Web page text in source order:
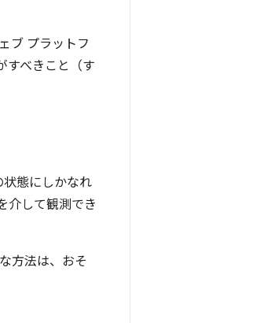
ブ プラットフ
すべきこと（す
状態にしかなれ
介して観測でき
方法は、おそ